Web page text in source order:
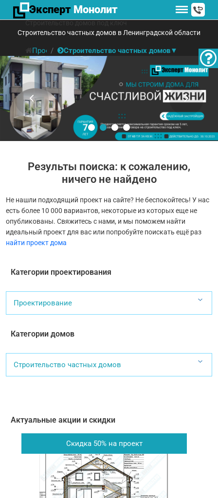
Эксперт Монолит
Строительство домов под ключ
Строительство частных домов в Ленинградской области
Проектирование и строительство домов под ключ
Строительство частных домов▼
Результы поиска: к сожалению,
ничего не найдено
Не нашли подходящий проект на сайте? Не беспокойтесь! У нас
есть более 10 000 вариантов, некоторые из которых еще не
опубликованы. Свяжитесь с нами, и мы поможем найти
идеальный проект для вас или попробуйте поискать ещё раз
найти проект дома
Категории проектирования
Проектирование
Категории домов
Строительство частных домов
Актуальные акции и скидки
Скидка 50% на проект